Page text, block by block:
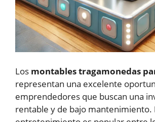
Los montables tragamonedas
representan una excelente
emprendedores que buscan una
rentable y de bajo mantenimiento.